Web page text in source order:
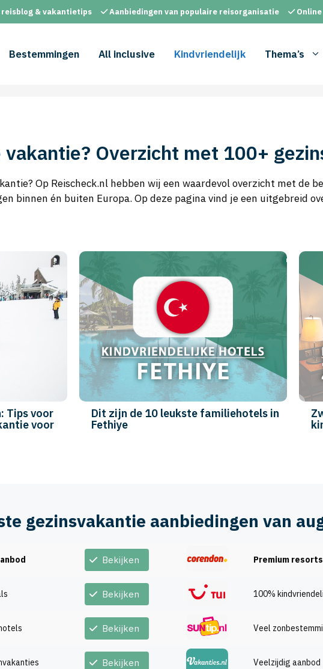
& vakantietips Aanbiedingen van populaire reisorganisatie Online
Bestemmingen All inclusive Kindvriendelijk Thema’s
Overzicht met 100+
Op Reischeck.nl hebben wij een waardevol overzicht met de
binnen én buiten Europa. Op deze pagina vind je een uitgebreid
in
Onze 10 favoriete kinderhotels in
Antalya
gezinsvakantie aanbiedingen van
Bekijken
Bekijken
Bekijken
Bekijken
Premium resorts
100%
Veel
Veelzijdig aanbod